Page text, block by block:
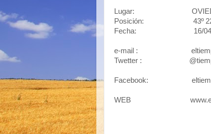
Lugar:
Posición: 43º 22´N,
Fecha: 16/04/
e-mail :
Twetter :
Facebook:
WEB